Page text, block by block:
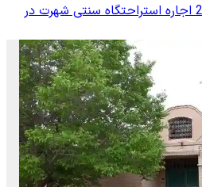
اجاره استراحتگاه سنتی شهرت در